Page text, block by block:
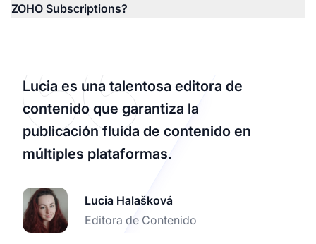
ZOHO Subscriptions?
Lucia es una talentosa editora de
contenido que garantiza la
publicación fluida de contenido en
múltiples plataformas.
Lucia Halašková
Editora de Contenido